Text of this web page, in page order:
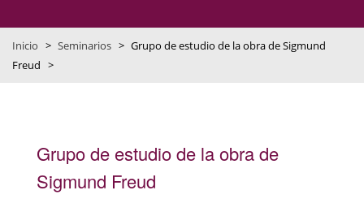
Inicio > Seminarios > Grupo de estudio de la obra de Sigmund
Freud >
Grupo de estudio de la obra de
Sigmund Freud